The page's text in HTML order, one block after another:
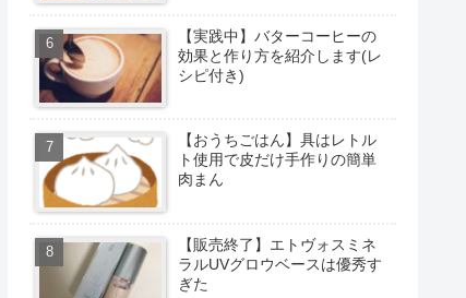
【実践中】バターコーヒーの
効果と作り方を紹介します(レ
シピ付き)
【おうちごはん】具はレトル
ト使用で皮だけ手作りの簡単
肉まん
【販売終了】エトヴォスミネ
ラルUVグロウベースは優秀す
ぎた